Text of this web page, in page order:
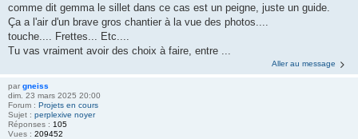
comme dit gemma le sillet dans ce cas est un peigne, juste un guide.
Ça a l'air d'un brave gros chantier à la vue des photos....
touche.... Frettes... Etc....
Tu vas vraiment avoir des choix à faire, entre ...
Aller au message
par gneiss
dim. 23 mars 2025 20:00
Forum : Projets en cours
Sujet : perplexive noyer
Réponses : 105
Vues : 209452